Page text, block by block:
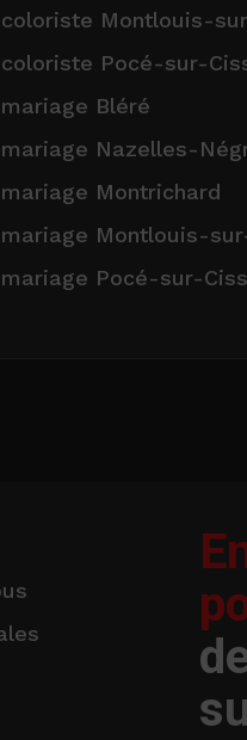
Montlouis-
Pocé-sur-
Bléré
Nazelles-
Montrichard
Montlouis-
Pocé-sur-